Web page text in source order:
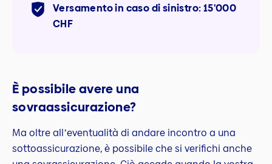
Versamento in caso di sinistro: 15'000
CHF
È possibile avere una
sovraassicurazione?
Ma oltre allʼeventualità di andare incontro a una
sottoassicurazione, è possibile che si verifichi anche